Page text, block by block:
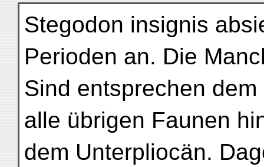
Stegodon insignis
Perioden an. Die
Sind entsprechen
alle übrigen Faunen
dem Unterpliocän.